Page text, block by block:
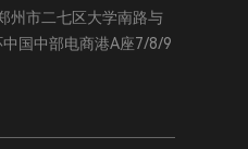
州市二七区大学南路与
中国中部电商港A座7/8/9